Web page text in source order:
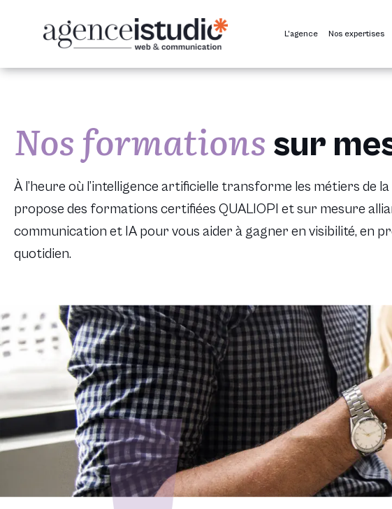
L’agence Nos expertises
Nos formations sur
À l’heure où l’intelligence artificielle transforme les métiers de
propose des formations certifiées QUALIOPI et sur mesure
communication et IA pour vous aider à gagner en visibilité, en
quotidien.